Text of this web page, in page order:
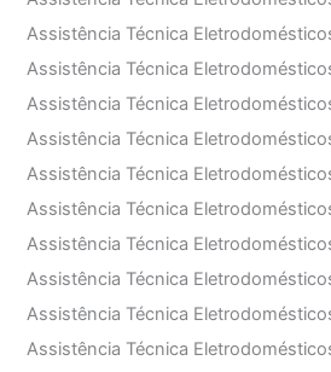
Assistência Técnica
Assistência Técnica
Assistência Técnica
Assistência Técnica
Assistência Técnica
Assistência Técnica
Assistência Técnica
Assistência Técnica
Assistência Técnica
Assistência Técnica